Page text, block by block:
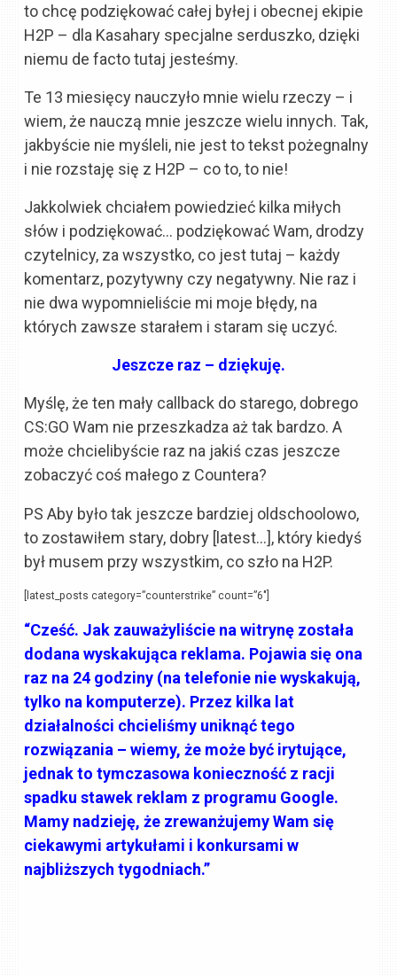
to chcę podziękować całej byłej i obecnej ekipie
H2P – dla Kasahary specjalne serduszko, dzięki
niemu de facto tutaj jesteśmy.
Te 13 miesięcy nauczyło mnie wielu rzeczy – i
wiem, że nauczą mnie jeszcze wielu innych. Tak,
jakbyście nie myśleli, nie jest to tekst pożegnalny
i nie rozstaję się z H2P – co to, to nie!
Jakkolwiek chciałem powiedzieć kilka miłych
słów i podziękować… podziękować Wam, drodzy
czytelnicy, za wszystko, co jest tutaj – każdy
komentarz, pozytywny czy negatywny. Nie raz i
nie dwa wypomnieliście mi moje błędy, na
których zawsze starałem i staram się uczyć.
Jeszcze raz – dziękuję.
Myślę, że ten mały callback do starego, dobrego
CS:GO Wam nie przeszkadza aż tak bardzo. A
może chcielibyście raz na jakiś czas jeszcze
zobaczyć coś małego z Countera?
PS Aby było tak jeszcze bardziej oldschoolowo,
to zostawiłem stary, dobry [latest…], który kiedyś
był musem przy wszystkim, co szło na H2P.
[latest_posts category=”counterstrike” count=”6″]
“Cześć. Jak zauważyliście na witrynę została
dodana wyskakująca reklama. Pojawia się ona
raz na 24 godziny (na telefonie nie wyskakują,
tylko na komputerze). Przez kilka lat
działalności chcieliśmy uniknąć tego
rozwiązania – wiemy, że może być irytujące,
jednak to tymczasowa konieczność z racji
spadku stawek reklam z programu Google.
Mamy nadzieję, że zrewanżujemy Wam się
ciekawymi artykułami i konkursami w
najbliższych tygodniach.”